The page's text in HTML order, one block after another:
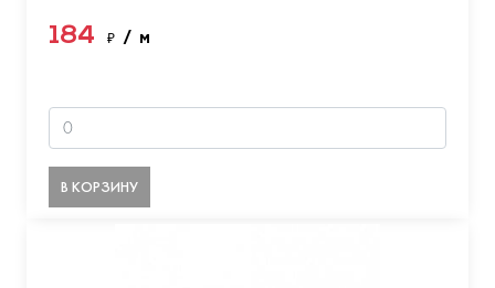
184 ₽ / м
В КОРЗИНУ